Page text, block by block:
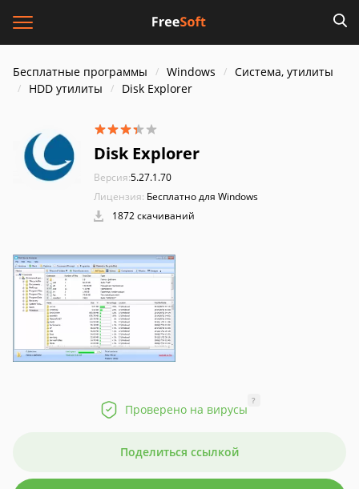
Бесплатные программы Windows
Система, утилиты
HDD утилиты
Disk Explorer
Disk Explorer
Версия:5.27.1.70
Лицензия: Бесплатно для Windows
1872 скачиваний
Проверено на вирусы
?
Поделиться ссылкой